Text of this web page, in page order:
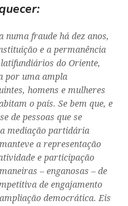
numa fraude há dez anos,
e a permanência
do Oriente,
por uma ampla
homens e mulheres
o país. Se bem que, e
de pessoas que se
mediação partidária
a representação
e participação
– enganosas – de
de engajamento
democrática. Eis